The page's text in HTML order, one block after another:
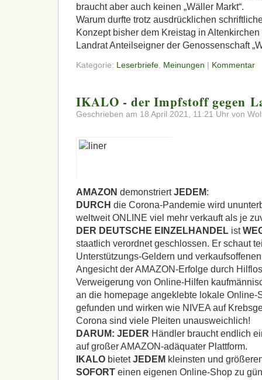
braucht aber auch keinen „Wäller Markt“.
Warum durfte trotz ausdrücklichen
Konzept bisher dem Kreistag in
Landrat Anteilseigner der Genossenschaft
Kategorie: Leserbriefe, Meinungen | Kommentar
IKALO - der Impfstoff gegen
Geschrieben am 18 April 2021, 11:21 Uhr von
AMAZON demonstriertJEDEM:
DURCH die Corona-Pandemie wird
weltweitONLINE viel mehr verkauft als je
DER DEUTSCHE EINZELHANDEL ist
staatlich verordnet geschlossen. Er schaut
Unterstützungs-Geldern und
Angesicht derAMAZON-Erfolge durch
Verweigerung von Online-Hilfen
an die homepage angeklebte lokale Online-
gefunden und wirken wie NIVEA auf
Corona sind viele Pleiten unausweichlich!
DARUM: JEDER Händler braucht endlich
auf großerAMAZON-adäquater Plattform.
IKALO bietetJEDEM kleinsten und
SOFORT einen eigenen Online-Shop zu